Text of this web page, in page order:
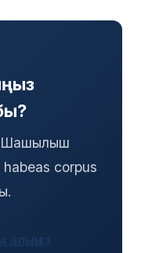
Шашылыш
corpus